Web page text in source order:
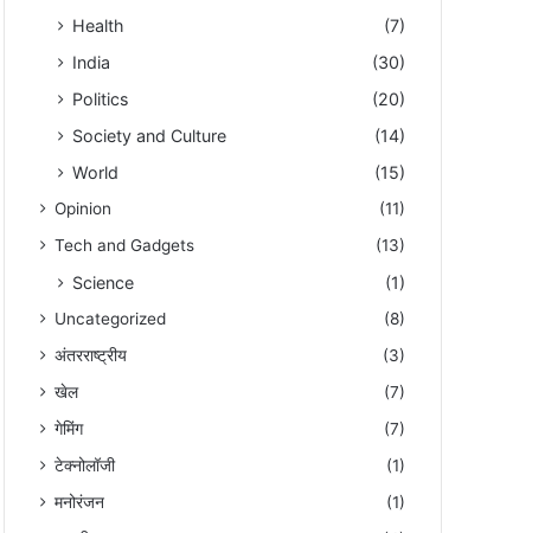
Health
(7)
India
(30)
Politics
(20)
Society and Culture
(14)
World
(15)
Opinion
(11)
Tech and Gadgets
(13)
Science (1)
Uncategorized
(8)
अंतरराष्ट्रीय
(3)
खेल
(7)
गेमिंग
(7)
टेक्नोलॉजी
(1)
मनोरंजन
(1)